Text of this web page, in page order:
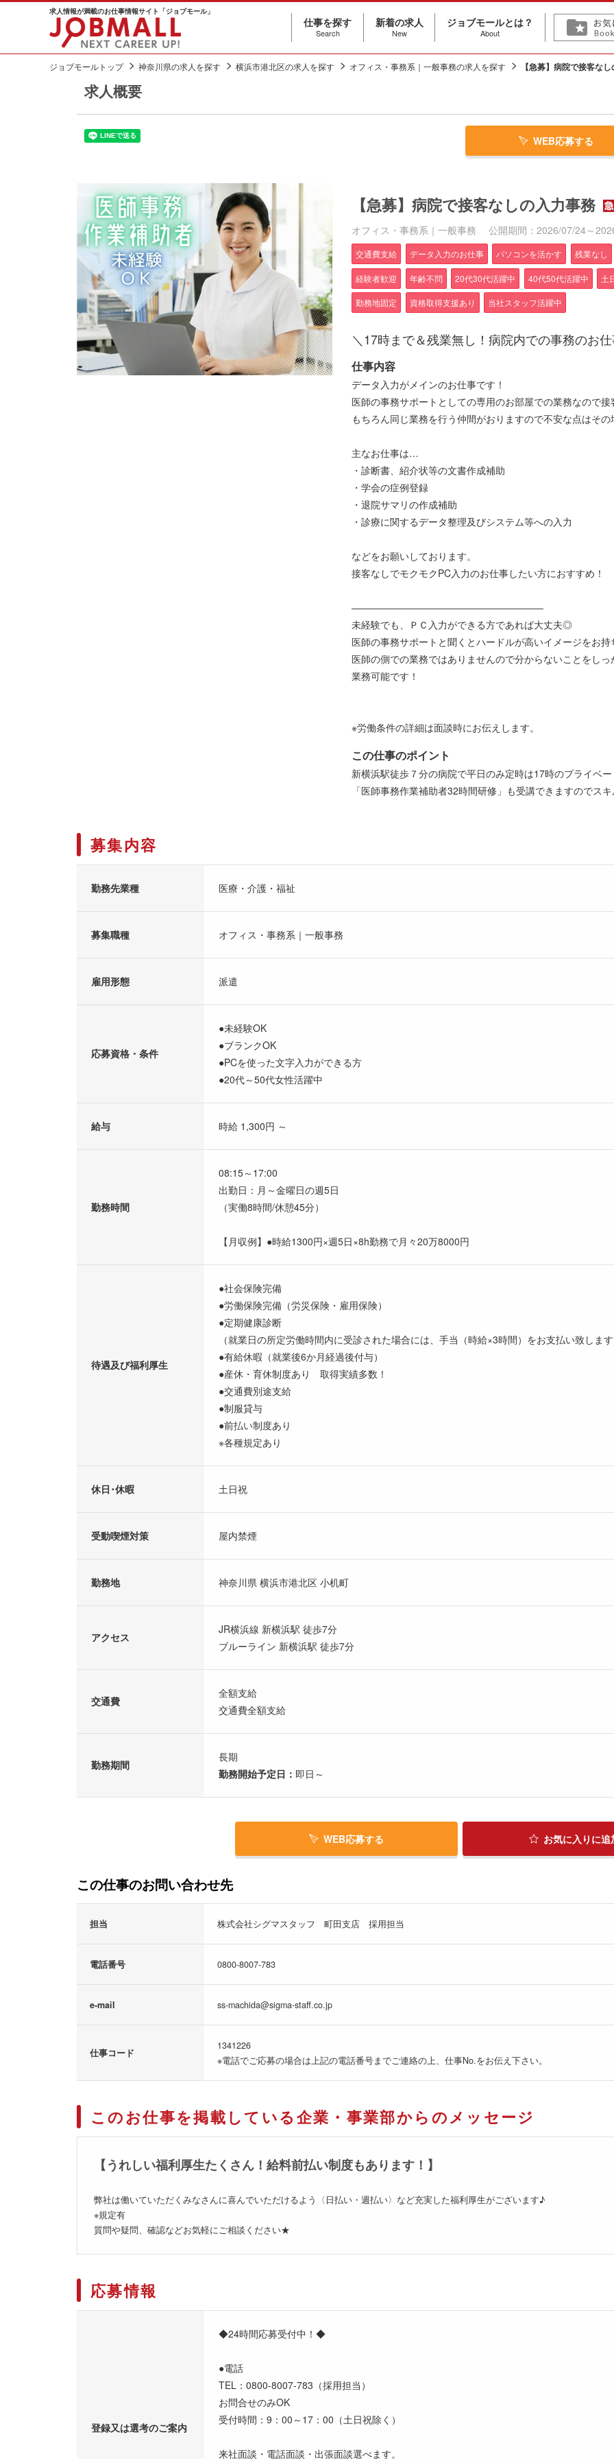
求人情報が満載のお仕事情報サイト「ジョブモール」
仕事を探す
Search
新着の求人
New
ジョブモールとは？
About
ジョブモールトップ 神奈川県の求人を探す 横浜市港北区の求人を探す オフィス・事務系｜一般事務の求人を探す 【急募】病院で接客な
求人概要
WEB応募する
【急募】病院で接客なしの入力事務
オフィス・事務系｜一般事務 公開期間：2026/07/24～
交通費支給 データ入力のお仕事 パソコンを活かす 残業なし
経験者歓迎 年齢不問 20代30代活躍中 40代50代活躍中 土
勤務地固定 資格取得支援あり 当社スタッフ活躍中
＼17時まで＆残業無し！病院内での事務のお
仕事内容
データ入力がメインのお仕事です！
医師の事務サポートとしての専用のお部屋での業務なので
もちろん同じ業務を行う仲間がおりますので不安な点はそ
主なお仕事は…
・診断書、紹介状等の文書作成補助
・学会の症例登録
・退院サマリの作成補助
・診療に関するデータ整理及びシステム等への入力
などをお願いしております。
接客なしでモクモクPC入力のお仕事したい方におすすめ！
――――――――――――――――――――
未経験でも、ＰＣ入力ができる方であれば大丈夫◎
医師の事務サポートと聞くとハードルが高いイメージをお
医師の側での業務ではありませんので分からないことをし
業務可能です！
※労働条件の詳細は面談時にお伝えします。
この仕事のポイント
新横浜駅徒歩７分の病院で平日のみ定時は17時のプライベ
「医師事務作業補助者32時間研修」も受講できますのでス
募集内容
勤務先業種 医療・介護・福祉
募集職種 オフィス・事務系｜一般事務
雇用形態 派遣
応募資格・条件
●未経験OK
●ブランクOK
●PCを使った文字入力ができる方
●20代～50代女性活躍中
給与 時給 1,300円 ～
勤務時間
08:15～17:00
出勤日：月～金曜日の週5日
（実働8時間/休憩45分）
【月収例】●時給1300円×週5日×8h勤務で月々20万8000円
待遇及び福利厚生
●社会保険完備
●労働保険完備（労災保険・雇用保険）
●定期健康診断
（就業日の所定労働時間内に受診された場合には、手当（時給×3時間）をお支払い致しま
●有給休暇（就業後6か月経過後付与）
●産休・育休制度あり 取得実績多数！
●交通費別途支給
●制服貸与
●前払い制度あり
※各種規定あり
休日･休暇 土日祝
受動喫煙対策 屋内禁煙
勤務地 神奈川県 横浜市港北区 小机町
アクセス
JR横浜線 新横浜駅 徒歩7分
ブルーライン 新横浜駅 徒歩7分
交通費
全額支給
交通費全額支給
勤務期間
長期
勤務開始予定日： 即日～
WEB応募する お気に入り に追
この仕事のお問い合わせ先
担当 株式会社シグマスタッフ 町田支店 採用担当
電話番号 0800-8007-783
e-mail ss-machida@sigma-staff.co.jp
仕事コード
1341226
※電話でご応募の場合は上記の電話番号までご連絡の上、仕事No.をお伝え下さい。
このお仕事を掲載している企業・事業部からのメッセージ
【うれしい福利厚生たくさん！給料前払い制度もあります！】
弊社は働いていただくみなさんに喜んでいただけるよう〈日払い・週払い〉など充実した福利厚生がございます♪
※規定有
質問や疑問、確認などお気軽にご相談ください★
応募情報
登録又は選考のご案内
◆24時間応募受付中！◆
●電話
TEL：0800-8007-783（採用担当）
お問合せのみOK
受付時間：9：00～17：00（土日祝除く）
来社面談・電話面談・出張面談選べます。